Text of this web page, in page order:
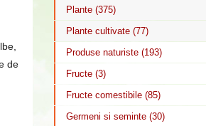
de
Plante (375)
Plante cultivate (77)
Produse naturiste (193)
Fructe (3)
Fructe comestibile (85)
Germeni si seminte (30)